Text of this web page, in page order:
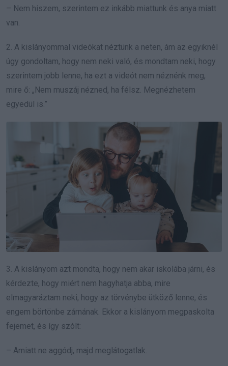
– Nem hiszem, szerintem ez inkább miattunk és anya miatt
van.
2. A kislányommal videókat néztünk a neten, ám az egyiknél
úgy gondoltam, hogy nem neki való, és mondtam neki, hogy
szerintem jobb lenne, ha ezt a videót nem néznénk meg,
mire ő: „Nem muszáj nézned, ha félsz. Megnézhetem
egyedül is.”
3. A kislányom azt mondta, hogy nem akar iskolába járni, és
kérdezte, hogy miért nem hagyhatja abba, mire
elmagyaráztam neki, hogy az törvénybe ütköző lenne, és
engem börtönbe zárnának. Ekkor a kislányom megpaskolta
fejemet, és így szólt:
– Amiatt ne aggódj, majd meglátogatlak.